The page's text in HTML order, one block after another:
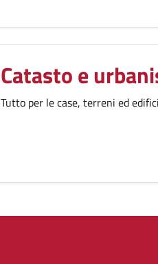
Catasto e
Tutto per le case, terreni ed edifici